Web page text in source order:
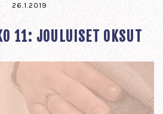
26.1.2019
11: JOULUISET OKSUT